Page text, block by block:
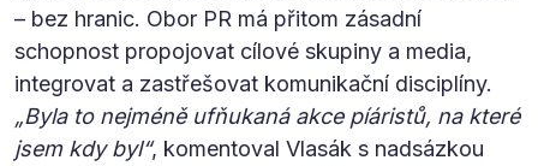
– bez hranic. Obor PR má přitom zásadní
schopnost propojovat cílové skupiny a media,
integrovat a zastřešovat komunikační disciplíny.
„Byla to nejméně ufňukaná akce píáristů, na které
jsem kdy byl“, komentoval Vlasák s nadsázkou